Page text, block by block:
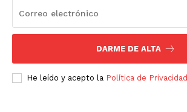
DARME DE ALTA
He leído y acepto la Política de Privacidad